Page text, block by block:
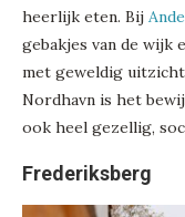
heerlijk eten. Bij
gebakjes van de wijk
met geweldig
Nordhavn is het
ook heel gezellig,
Frederiksberg